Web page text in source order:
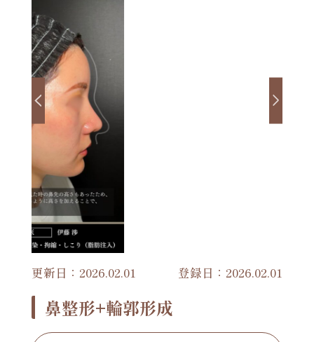
更新日：2026.02.01 登録日：2026.02.01
鼻整形+輪郭形成